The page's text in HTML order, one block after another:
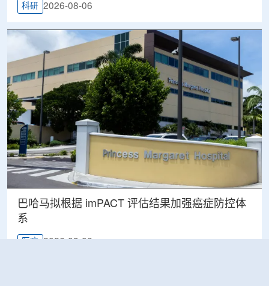
科研 2026-08-06
巴哈马拟根据 imPACT 评估结果加强癌症防控体
系
医疗 2026-08-06